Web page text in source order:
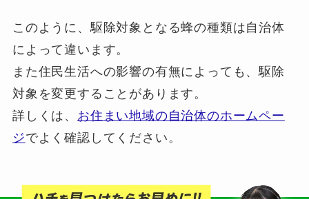
このように、駆除対象となる蜂の種類は自治体
によって違います。
また住民生活への影響の有無によっても、駆除
対象を変更することがあります。
詳しくは、 お住まい地域の自治体のホームペー
ジでよく確認してください。